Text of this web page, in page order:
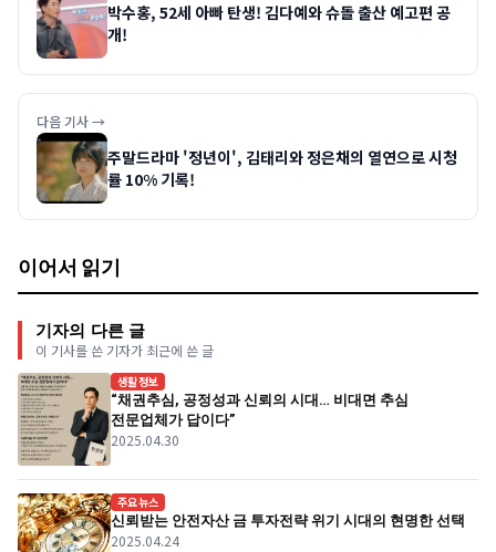
박수홍, 52세 아빠 탄생! 김다예와 슈돌 출산 예고편 공
개!
다음 기사 →
주말드라마 '정년이', 김태리와 정은채의 열연으로 시청
률 10% 기록!
이어서 읽기
기자의 다른 글
이 기사를 쓴 기자가 최근에 쓴 글
생활정보
“채권추심, 공정성과 신뢰의 시대… 비대면 추심
전문업체가 답이다”
2025.04.30
주요뉴스
신뢰받는 안전자산 금 투자전략 위기 시대의 현명한 선택
2025.04.24